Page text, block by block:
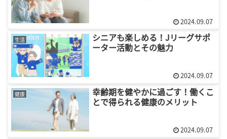
2024.09.07
生活
シニアも楽しめる！Jリーグサポ
ーター活動とその魅力
2024.09.07
健康
幸齢期を健やかに過ごす！働くこ
とで得られる健康のメリット
2024.09.07